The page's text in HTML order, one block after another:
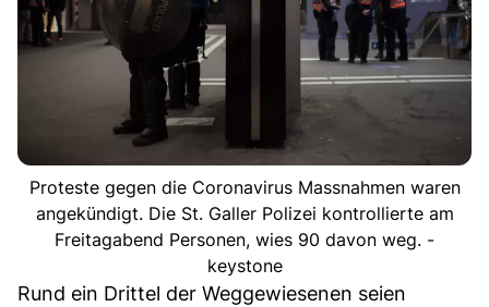
Proteste gegen die Coronavirus Massnahmen waren
angekündigt. Die St. Galler Polizei kontrollierte am
Freitagabend Personen, wies 90 davon weg. -
keystone
Rund ein Drittel der Weggewiesenen seien